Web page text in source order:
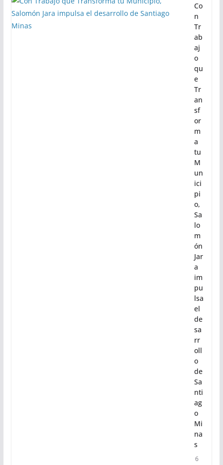
Co
n
Tr
ab
aj
o
qu
e
Tr
an
sf
or
m
a
tu
M
un
ici
pi
o,
Sa
lo
m
ón
Jar
a
im
pu
lsa
el
de
sa
rr
oll
o
de
Sa
nti
ag
o
Mi
na
s
6